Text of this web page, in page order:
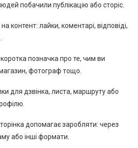
побачили публікацію або сторіс.
на контент: лайки, коментарі, відповіді,
позначка про те, чим ви
фотограф тощо.
для дзвінка, листа, маршруту або
допомагає заробляти: через
або інші формати.